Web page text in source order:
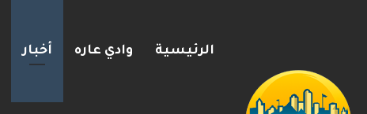
الرئيسية وادي عاره أخبار